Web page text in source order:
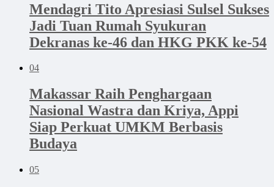
Mendagri Tito Apresiasi Sulsel Sukses
Jadi Tuan Rumah Syukuran
Dekranas ke-46 dan HKG PKK ke-54
04
Makassar Raih Penghargaan
Nasional Wastra dan Kriya, Appi
Siap Perkuat UMKM Berbasis
Budaya
05